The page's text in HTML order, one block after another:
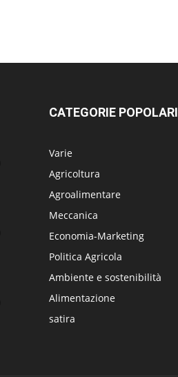
CATEGORIE POPOLARI
Varie
Agricoltura
Agroalimentare
Meccanica
Economia-Marketing
Politica Agricola
Ambiente e sostenibilità
Alimentazione
satira